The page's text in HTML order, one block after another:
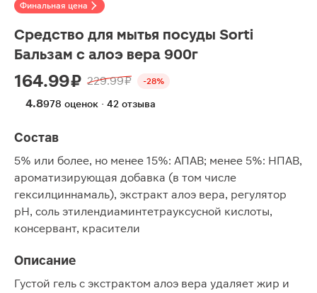
Финальная цена
Средство для мытья посуды Sorti
Бальзам с алоэ вера 900г
164.99 ₽ 229.99 ₽ -28%
4.8978 оценок · 42 отзыва
Состав
5% или более, но менее 15%: АПАВ; менее 5%: НПАВ,
ароматизирующая добавка (в том числе
гексилциннамаль), экстракт алоэ вера, регулятор
рH, соль этилендиаминтетрауксусной кислоты,
консервант, красители
Описание
Густой гель с экстрактом алоэ вера удаляет жир и